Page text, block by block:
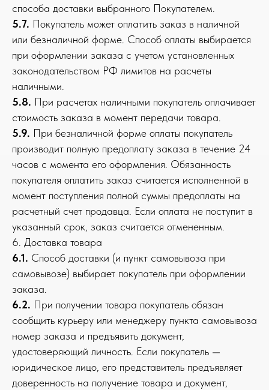
способа доставки выбранного Покупателем.
5.7. Покупатель может оплатить заказ в наличной
или безналичной форме. Способ оплаты выбирается
при оформлении заказа с учетом установленных
законодательством РФ лимитов на расчеты
наличными.
5.8. При расчетах наличными покупатель оплачивает
стоимость заказа в момент передачи товара.
5.9. При безналичной форме оплаты покупатель
производит полную предоплату заказа в течение 24
часов с момента его оформления. Обязанность
покупателя оплатить заказ считается исполненной в
момент поступления полной суммы предоплаты на
расчетный счет продавца. Если оплата не поступит в
указанный срок, заказ считается отмененным.
6. Доставка товара
6.1. Способ доставки (и пункт самовывоза при
самовывозе) выбирает покупатель при оформлении
заказа.
6.2. При получении товара покупатель обязан
сообщить курьеру или менеджеру пункта самовывоза
номер заказа и предъявить документ,
удостоверяющий личность. Если покупатель —
юридическое лицо, его представитель предъявляет
доверенность на получение товара и документ,